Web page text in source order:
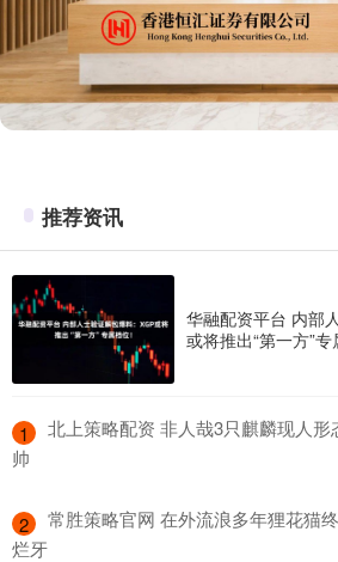
推荐资讯
华融配资平台 内部
或将推出“第一方”专
1
北上策略配资 非人哉3只麒麟现人形
帅
2
常胜策略官网 在外流浪多年狸花猫
烂牙